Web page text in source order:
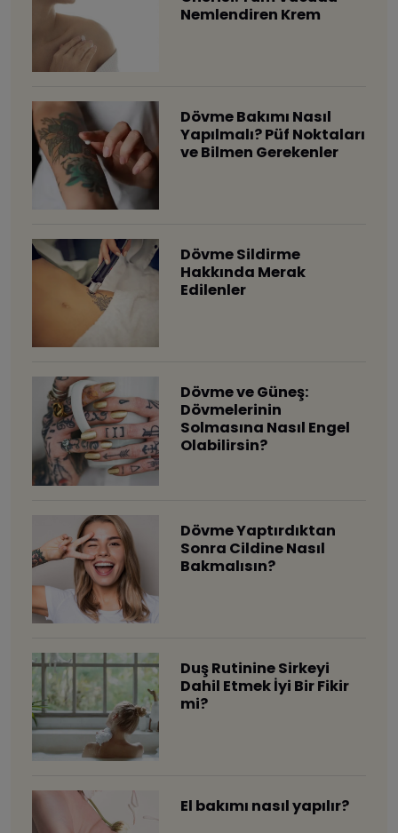
Nemlendiren Krem
Dövme Bakımı Nasıl
Yapılmalı? Püf Noktaları
ve Bilmen Gerekenler
Dövme Sildirme
Hakkında Merak
Edilenler
Dövme ve Güneş:
Dövmelerinin
Solmasına Nasıl Engel
Olabilirsin?
Dövme Yaptırdıktan
Sonra Cildine Nasıl
Bakmalısın?
Duş Rutinine Sirkeyi
Dahil Etmek İyi Bir Fikir
mi?
El bakımı nasıl yapılır?